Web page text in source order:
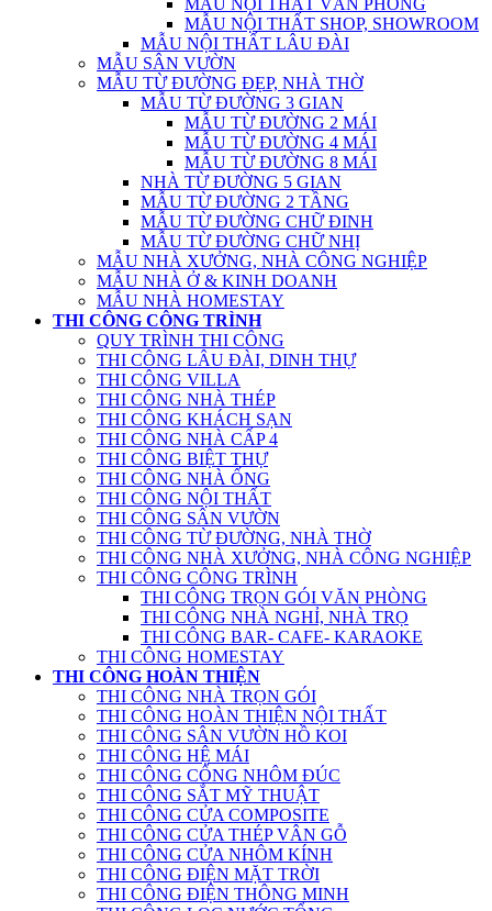
MẪU NỘI THẤT VĂN PHÒNG
MẪU NỘI THẤT SHOP, SHOWROOM
MẪU NỘI THẤT LÂU ĐÀI
MẪU SÂN VƯỜN
MẪU TỪ ĐƯỜNG ĐẸP, NHÀ THỜ
MẪU TỪ ĐƯỜNG 3 GIAN
MẪU TỪ ĐƯỜNG 2 MÁI
MẪU TỪ ĐƯỜNG 4 MÁI
MẪU TỪ ĐƯỜNG 8 MÁI
NHÀ TỪ ĐƯỜNG 5 GIAN
MẪU TỪ ĐƯỜNG 2 TẦNG
MẪU TỪ ĐƯỜNG CHỮ ĐINH
MẪU TỪ ĐƯỜNG CHỮ NHỊ
MẪU NHÀ XƯỞNG, NHÀ CÔNG NGHIỆP
MẪU NHÀ Ở & KINH DOANH
MẪU NHÀ HOMESTAY
THI CÔNG CÔNG TRÌNH
QUY TRÌNH THI CÔNG
THI CÔNG LÂU ĐÀI, DINH THỰ
THI CÔNG VILLA
THI CÔNG NHÀ THÉP
THI CÔNG KHÁCH SẠN
THI CÔNG NHÀ CẤP 4
THI CÔNG BIỆT THỰ
THI CÔNG NHÀ ỐNG
THI CÔNG NỘI THẤT
THI CÔNG SÂN VƯỜN
THI CÔNG TỪ ĐƯỜNG, NHÀ THỜ
THI CÔNG NHÀ XƯỞNG, NHÀ CÔNG NGHIỆP
THI CÔNG CÔNG TRÌNH
THI CÔNG TRỌN GÓI VĂN PHÒNG
THI CÔNG NHÀ NGHỈ, NHÀ TRỌ
THI CÔNG BAR- CAFE- KARAOKE
THI CÔNG HOMESTAY
THI CÔNG HOÀN THIỆN
THI CÔNG NHÀ TRỌN GÓI
THI CÔNG HOÀN THIỆN NỘI THẤT
THI CÔNG SÂN VƯỜN HỒ KOI
THI CÔNG HỆ MÁI
THI CÔNG CỔNG NHÔM ĐÚC
THI CÔNG SẮT MỸ THUẬT
THI CÔNG CỬA COMPOSITE
THI CÔNG CỬA THÉP VÂN GỖ
THI CÔNG CỬA NHÔM KÍNH
THI CÔNG ĐIỆN MẶT TRỜI
THI CÔNG ĐIỆN THÔNG MINH